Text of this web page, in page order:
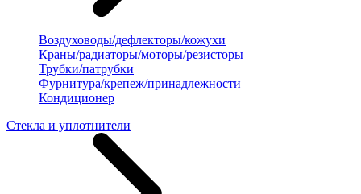
Воздуховоды/дефлекторы/кожухи
Краны/радиаторы/моторы/резисторы
Трубки/патрубки
Фурнитура/крепеж/принадлежности
Кондиционер
Стекла и уплотнители